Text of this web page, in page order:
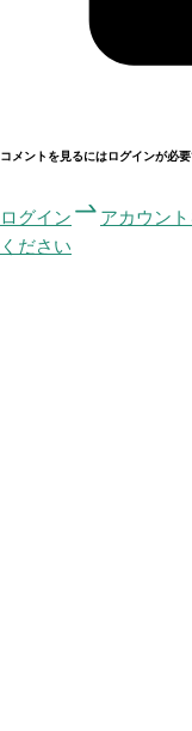
コメントを見るにはログインが必要
ログイン
アカウン
ください